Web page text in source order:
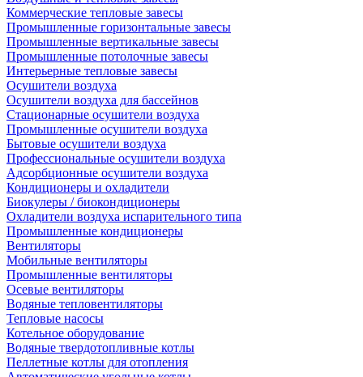
Коммерческие тепловые завесы
Промышленные горизонтальные завесы
Промышленные вертикальные завесы
Промышленные потолочные завесы
Интерьерные тепловые завесы
Осушители воздуха
Осушители воздуха для бассейнов
Стационарные осушители воздуха
Промышленные осушители воздуха
Бытовые осушители воздуха
Профессиональные осушители воздуха
Адсорбционные осушители воздуха
Кондиционеры и охладители
Биокулеры / биокондиционеры
Охладители воздуха испарительного типа
Промышленные кондиционеры
Вентиляторы
Мобильные вентиляторы
Промышленные вентиляторы
Осевые вентиляторы
Водяные тепловентиляторы
Тепловые насосы
Котельное оборудование
Водяные твердотопливные котлы
Пеллетные котлы для отопления